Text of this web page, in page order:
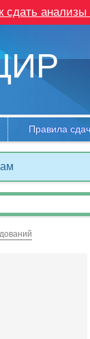
сдать анализы
Правила